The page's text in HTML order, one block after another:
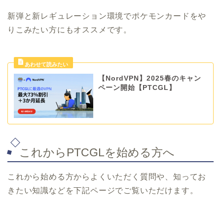
新弾と新レギュレーション環境でポケモンカードをや
りこみたい方にもオススメです。
【NordVPN】2025春のキャン
ペーン開始【PTCGL】
これからPTCGLを始める方へ
これから始める方からよくいただく質問や、知ってお
きたい知識などを下記ページでご覧いただけます。